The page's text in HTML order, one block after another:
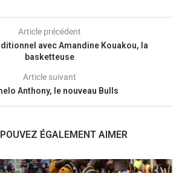
Article précédent
avec Amandine Kouakou, la
basketteuse
Article suivant
Anthony, le nouveau Bulls
ÉGALEMENT AIMER